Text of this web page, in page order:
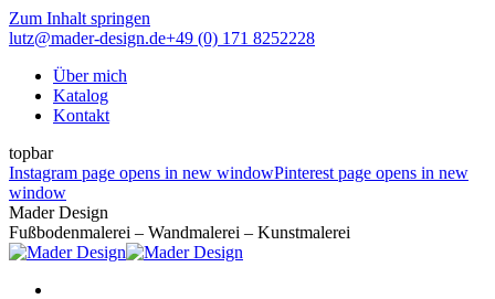
Zum Inhalt springen
lutz@mader-design.de+49 (0) 171 8252228
Über mich
Katalog
Kontakt
topbar
Instagram page opens in new windowPinterest page opens in new
window
Mader Design
Fußbodenmalerei – Wandmalerei – Kunstmalerei